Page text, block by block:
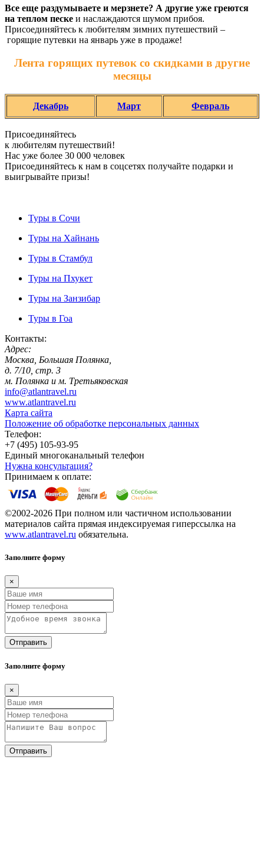
Все еще раздумываете и мерзнете? А другие уже греются
на теплом песке и наслаждаются шумом прибоя.
Присоединяйтесь к любителям зимних путешествий –
горящие путевки на январь уже в продаже!
Лента горящих путевок со скидками в другие
месяцы
Декабрь Март Февраль
Присоединяйтесь
к любителям путешествий!
Нас уже более 30 000 человек
Присоединяйтесь к нам в соцсетях получайте подарки и
выигрывайте призы!
Туры в Сочи
Туры на Хайнань
Туры в Стамбул
Туры на Пхукет
Туры на Занзибар
Туры в Гоа
Контакты:
Адрес:
Москва, Большая Полянка,
д. 7/10, стр. 3
м. Полянка и м. Третьяковская
info@atlantravel.ru
www.atlantravel.ru
Карта сайта
Положение об обработке персональных данных
Телефон:
+7 (495) 105-93-95
Единый многоканальный телефон
Нужна консультация?
Принимаем к оплате:
©2002-2026 При полном или частичном использовании
материалов сайта прямая индексируемая гиперссылка на
www.atlantravel.ru обязательна.
Заполните форму
×
Отправить
Заполните форму
×
Отправить